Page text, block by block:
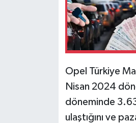
Opel Türkiye
Nisan 2024
döneminde
ulaştığını ve